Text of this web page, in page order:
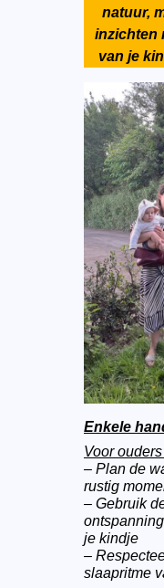
natuur,
inzichten
van je
Enkele
Voor
– Plan de
rustig
– Gebruik
je kindje
–
slaapritme